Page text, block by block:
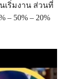
เริ่มงาน ส่วนที่
– 50% – 20%